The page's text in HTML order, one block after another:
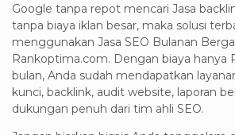
Google tanpa repot mencari Jasa
tanpa biaya iklan besar, maka solusi
menggunakan Jasa SEO Bulanan
Rankoptima.com. Dengan biaya hanya
bulan, Anda sudah mendapatkan
kunci, backlink, audit website, laporan
dukungan penuh dari tim ahli SEO.